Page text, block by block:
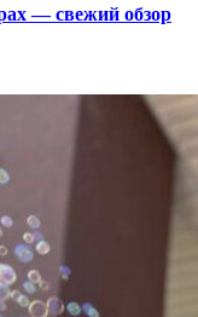
— свежий обзор